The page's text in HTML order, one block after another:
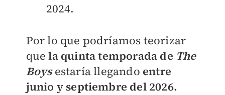
2024.
Por lo que podríamos teorizar
quela quinta temporada de The
Boysestaría llegando entre
junio y septiembre del 2026.